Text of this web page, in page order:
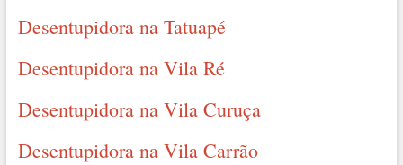
Desentupidora na Tatuapé
Desentupidora na Vila Ré
Desentupidora na Vila Curuça
Desentupidora na Vila Carrão